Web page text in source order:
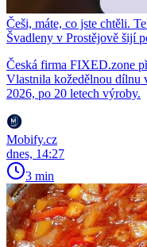
Češi, máte, co jste chtěli.
Švadleny v Prostějově šijí
Česká firma FIXED.zone
Vlastnila kožedělnou dílnu
2026, po 20 letech výroby.
Mobify.cz
dnes, 14:27
3 min